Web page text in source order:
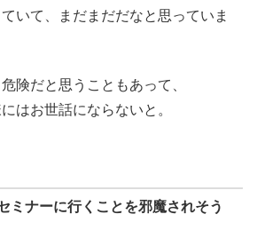
いて、まだまだだなと思っていま
険だと思うこともあって、
はお世話にならないと。
ミナーに行くことを邪魔されそう